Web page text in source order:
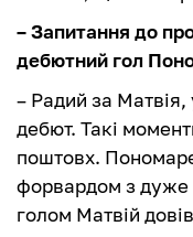
– Запитання до
дебютний гол
– Радий за
дебют. Такі
поштовх.
форвардом з дуже
голом Матвій